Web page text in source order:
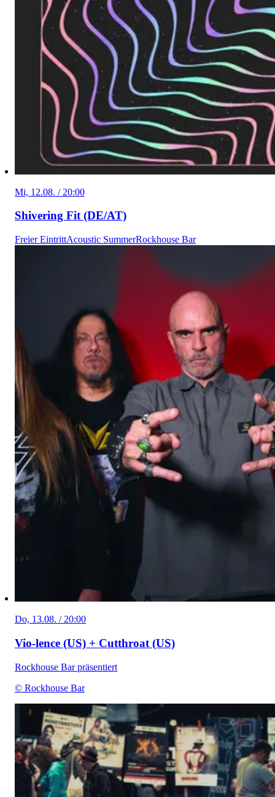
Mi, 12.08. / 20:00
Shivering Fit (DE/AT)
Freier EintrittAcoustic SummerRockhouse Bar
Do, 13.08. / 20:00
Vio-lence (US) + Cutthroat (US)
Rockhouse Bar präsentiert
© Rockhouse Bar